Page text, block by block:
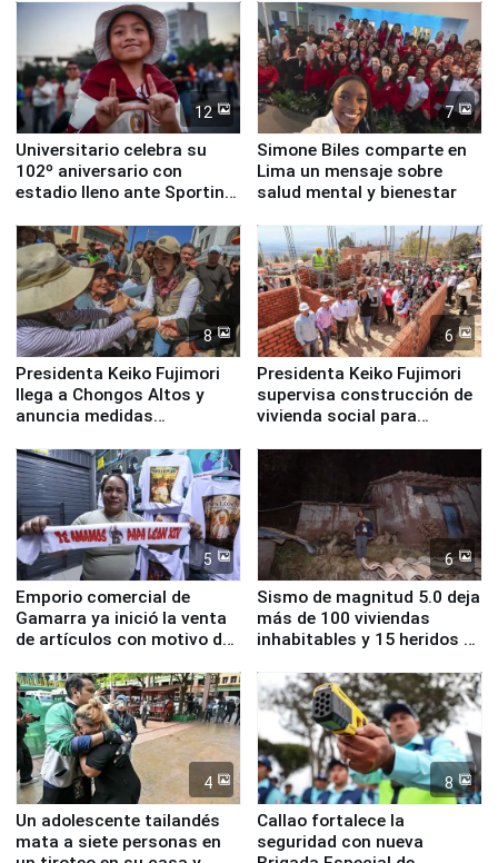
12
Universitario celebra su
102º aniversario con
estadio lleno ante Sporting
7
Simone Biles comparte en
Lima un mensaje sobre
salud mental y bienestar
8
Presidenta Keiko Fujimori
llega a Chongos Altos y
anuncia medidas
educación, salud y empleo
6
Presidenta Keiko Fujimori
supervisa construcción de
vivienda social para
5
Emporio comercial de
Gamarra ya inició la venta
de artículos con motivo de
6
Sismo de magnitud 5.0 deja
más de 100 viviendas
inhabitables y 15 heridos en
4
Un adolescente tailandés
mata a siete personas en
8
Callao fortalece la
seguridad con nueva